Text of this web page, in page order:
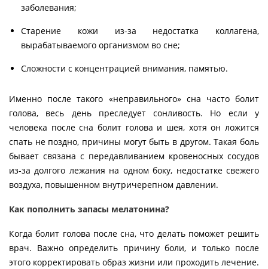
заболевания;
Старение кожи из-за недостатка коллагена,
вырабатываемого организмом во сне;
Сложности с концентрацией внимания, памятью.
Именно после такого «неправильного» сна часто болит
голова, весь день преследует сонливость. Но если у
человека после сна болит голова и шея, хотя он ложится
спать не поздно, причины могут быть в другом. Такая боль
бывает связана с передавливанием кровеносных сосудов
из-за долгого лежания на одном боку, недостатке свежего
воздуха, повышенном внутричерепном давлении.
Как пополнить запасы мелатонина?
Когда болит голова после сна, что делать поможет решить
врач. Важно определить причину боли, и только после
этого корректировать образ жизни или проходить лечение.